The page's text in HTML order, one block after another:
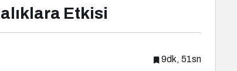
Etkisi
9dk, 51sn